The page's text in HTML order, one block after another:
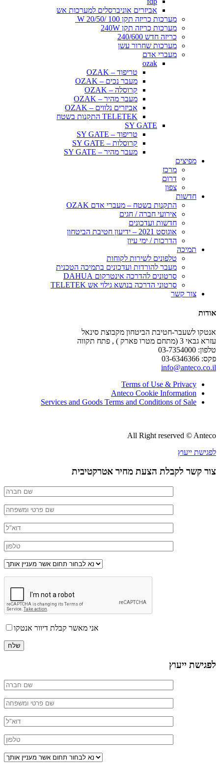
אביזרים אוניברסלים למערכות אש
מערכות כריזה תקן 100 /20/50 W
מערכות כריזה תקן 240W
כריזה חדש 240/600
מערכות שחרור עשן
מעברי אדם
ozak
טריפוד – OZAK
מעבר נכים – OZAK
קרוסלה – OZAK
מעבר מהיר – OZAK
אביזרים נלווים – OZAK
TELETEK התקנות בשטח
SY GATE
טריפוד – SY GATE
קרוסלות – SY GATE
מעבר מהיר – SY GATE
מפיצים
מרכז
דרום
צפון
חדשות
התקנות בשטח – מעברי אדם OZAK
אירועי חברה / חגים
חדשות ועדכונים
אוגוסט 2021 – ידיעון חטיבת הביטחון
הדרכות / ימי עיון
תמיכה
טלפונים לשירות לקוחות
מעבר להורדות ועדכונים בתמיכה הטכנית
סרטונים להדרכה אינטרקום DAHUA
סרטוני הדרכה בנושא גילוי אש TELETEK
צור קשר
אודות
אנטקו לשעבר-חטיבת הביטחון מקבוצת סינאל
עזרא גבאי 3 (מתחם מטרו פארק ) , פתח תקווה
טלפון: 03-7354000
פקס: 03-6346366
info@anteco.co.il
Terms of Use & Privacy
Anteco Cookie Information
Services and Goods Terms and Conditions of Sale
All Right reserved © Anteco
לפגישת ייעוץ
צור קשר לקבלת הצעת מחיר אטרקטיבית
אני מאשר קבלת דיוור אנטקו
לפגישת ייעוץ